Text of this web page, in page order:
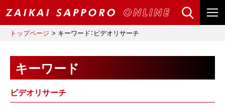
トップページ キーワード：ビデオリサーチ
キーワード
ビデオリサーチ